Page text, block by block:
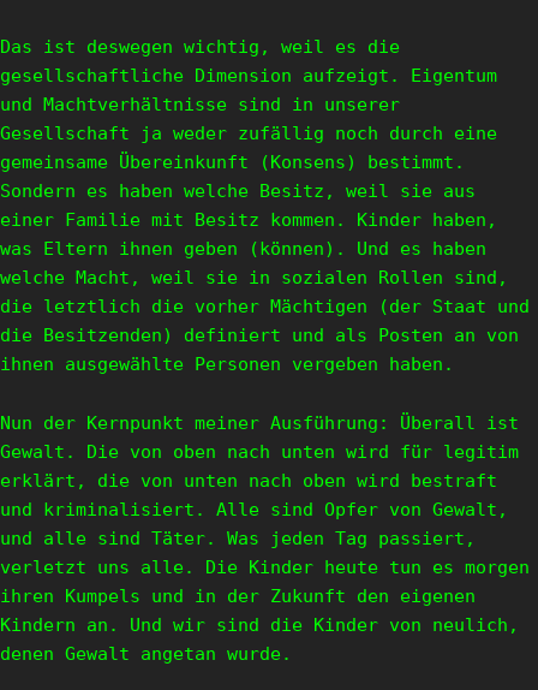
Das ist deswegen wichtig, weil es die
gesellschaftliche Dimension aufzeigt. Eigentum
und Machtverhältnisse sind in unserer
Gesellschaft ja weder zufällig noch durch eine
gemeinsame Übereinkunft (Konsens) bestimmt.
Sondern es haben welche Besitz, weil sie aus
einer Familie mit Besitz kommen. Kinder haben,
was Eltern ihnen geben (können). Und es haben
welche Macht, weil sie in sozialen Rollen sind,
die letztlich die vorher Mächtigen (der Staat und
die Besitzenden) definiert und als Posten an von
ihnen ausgewählte Personen vergeben haben.
Nun der Kernpunkt meiner Ausführung: Überall ist
Gewalt. Die von oben nach unten wird für legitim
erklärt, die von unten nach oben wird bestraft
und kriminalisiert. Alle sind Opfer von Gewalt,
und alle sind Täter. Was jeden Tag passiert,
verletzt uns alle. Die Kinder heute tun es morgen
ihren Kumpels und in der Zukunft den eigenen
Kindern an. Und wir sind die Kinder von neulich,
denen Gewalt angetan wurde.